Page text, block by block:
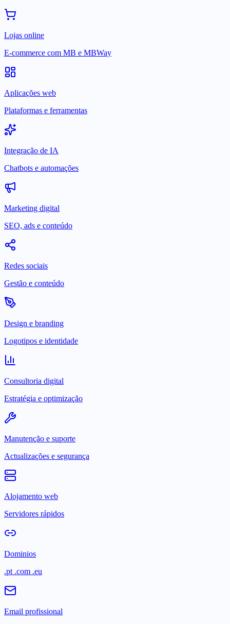
Lojas online
E-commerce com MB e MBWay
Aplicações web
Plataformas e ferramentas
Integração de IA
Chatbots e automações
Marketing digital
SEO, ads e conteúdo
Redes sociais
Gestão e conteúdo
Design e branding
Logotipos e identidade
Consultoria digital
Estratégia e optimização
Manutenção e suporte
Actualizações e segurança
Alojamento web
Servidores rápidos
Dominios
.pt .com .eu
Email profissional